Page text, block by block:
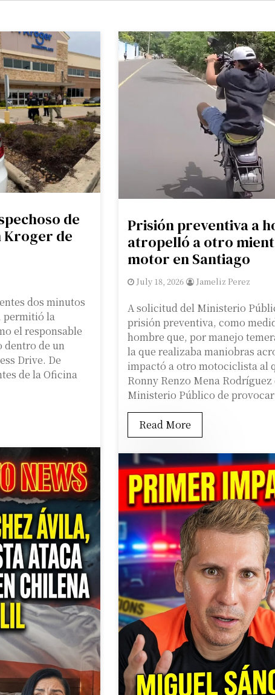
de
Kroger de
dos minutos
permitió la
el responsable
dentro de un
Drive. De
de la Oficina
Prisión preventiva a
atropelló a otro
motor en Santiago
July 18, 2026 Jameliz Perez
A solicitud del Ministerio
prisión preventiva, como
hombre que, por manejo
la que realizaba maniobras
impactó a otro motociclista al
Ronny Renzo Mena
Ministerio Público de
Read More